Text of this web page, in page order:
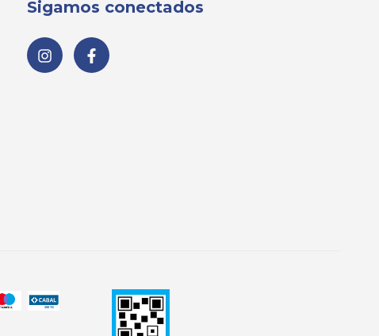
Sigamos conectados